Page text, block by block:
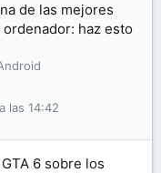
de las mejores
haz esto
las 14:42
6 sobre los